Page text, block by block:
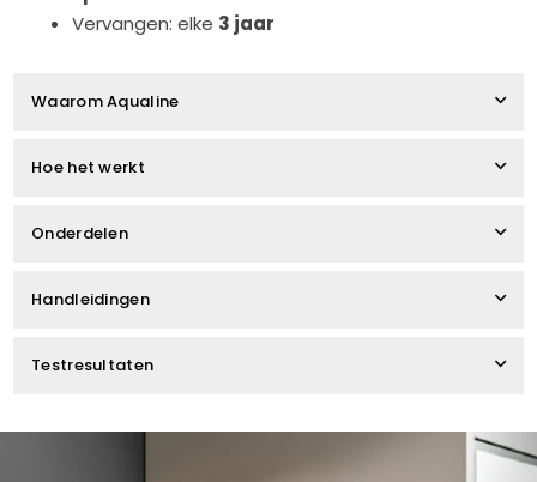
Vervangen: elke 3 jaar
Waarom Aqualine
Hoe het werkt
Onderdelen
Handleidingen
Testresultaten